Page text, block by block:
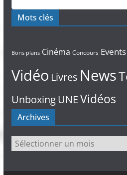
Mots clés
Bons plans Cinéma Concours Events
Vidéo Livres News
UnboxingUNEVidéos
Archives
Archives